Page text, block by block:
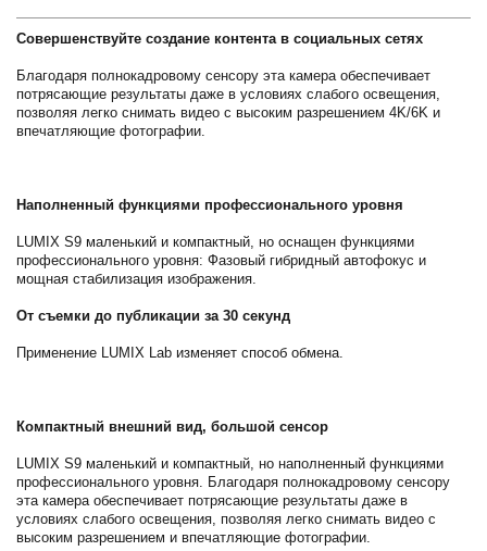
Совершенствуйте создание контента в социальных сетях
Благодаря полнокадровому сенсору эта камера обеспечивает
потрясающие результаты даже в условиях слабого освещения,
позволяя легко снимать видео с высоким разрешением 4K/6K и
впечатляющие фотографии.
Наполненный функциями профессионального уровня
LUMIX S9 маленький и компактный, но оснащен функциями
профессионального уровня: Фазовый гибридный автофокус и
мощная стабилизация изображения.
От съемки до публикации за 30 секунд
Применение LUMIX Lab изменяет способ обмена.
Компактный внешний вид, большой сенсор
LUMIX S9 маленький и компактный, но наполненный функциями
профессионального уровня. Благодаря полнокадровому сенсору
эта камера обеспечивает потрясающие результаты даже в
условиях слабого освещения, позволяя легко снимать видео с
высоким разрешением и впечатляющие фотографии.